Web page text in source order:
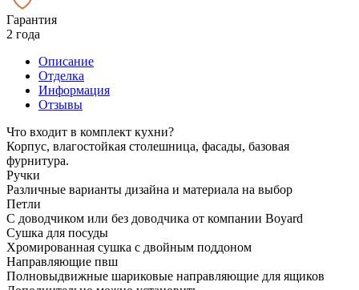
Гарантия
2 года
Описание
Отделка
Информация
Отзывы
Что входит в комплект кухни?
Корпус, влагостойкая столешница, фасады, базовая
фурнитура.
Ручки
Различные варианты дизайна и материала на выбор
Петли
С доводчиком или без доводчика от компании Boyard
Сушка для посуды
Хромированная сушка с двойным поддоном
Направляющие пвш
Полновыдвижные шариковые направляющие для ящиков